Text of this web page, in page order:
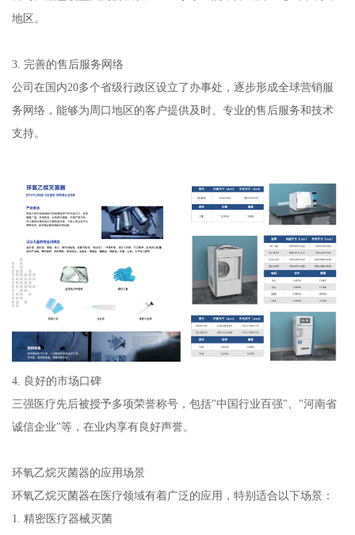
地区。
3. 完善的售后服务网络
公司在国内20多个省级行政区设立了办事处，逐步形成全球营销服
务网络，能够为周口地区的客户提供及时、专业的售后服务和技术
支持。
4. 良好的市场口碑
三强医疗先后被授予多项荣誉称号，包括"中国行业百强"、"河南省
诚信企业"等，在业内享有良好声誉。
环氧乙烷灭菌器的应用场景
环氧乙烷灭菌器在医疗领域有着广泛的应用，特别适合以下场景：
1. 精密医疗器械灭菌